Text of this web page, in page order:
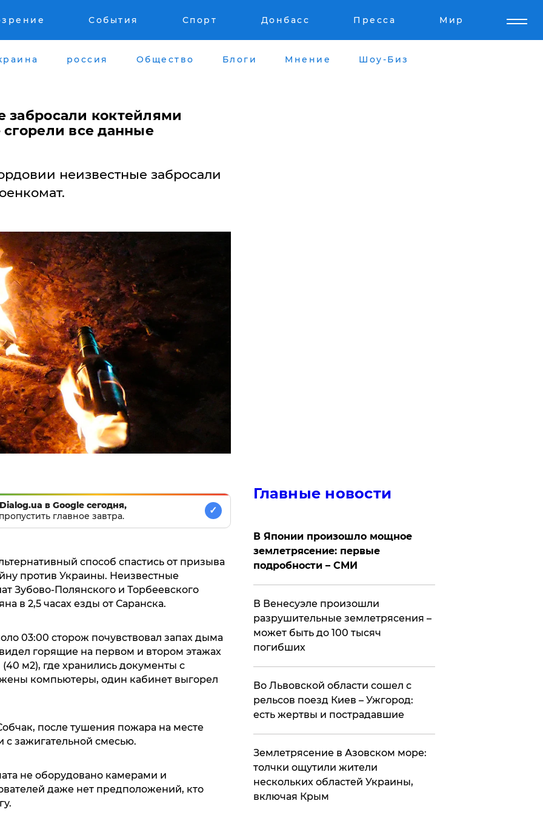
События Спорт Донбасс Пресса Мир
россия Общество Блоги Мнение Шоу-Биз
забросали коктейлями
все данные
неизвестные забросали
в Google сегодня,
главное завтра.
✓
способ спастись от призыва
против Украины. Неизвестные
Зубово-Полянского и Торбеевского
в 2,5 часах езды от Саранска.
03:00 сторож почувствовал запах дыма
горящие на первом и втором этажах
м2), где хранились документы с
компьютеры, один кабинет выгорел
после тушения пожара на месте
зажигательной смесью.
не оборудовано камерами и
даже нет предположений, кто
Главные новости
В Японии произошло мощное
землетрясение: первые
подробности – СМИ
В Венесуэле произошли
разрушительные землетрясения –
может быть до 100 тысяч
погибших
Во Львовской области сошел с
рельсов поезд Киев – Ужгород:
есть жертвы и пострадавшие
Землетрясение в Азовском море:
толчки ощутили жители
нескольких областей Украины,
включая Крым